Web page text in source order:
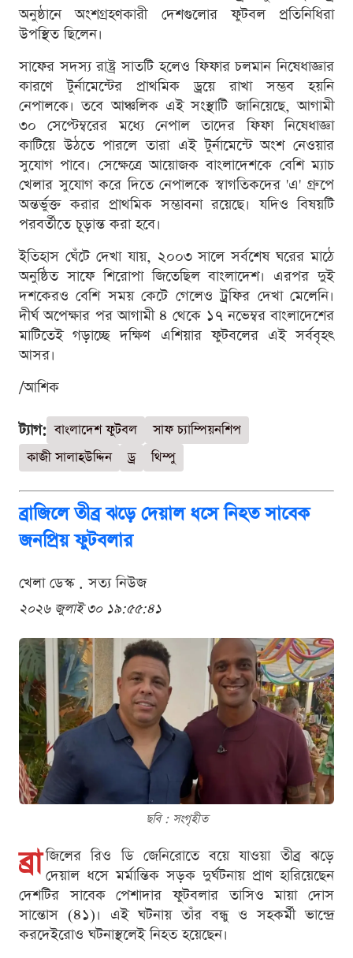
অনুষ্ঠানে অংশগ্রহণকারী দেশগুলোর ফুটবল প্রতিনিধিরা
উপস্থিত ছিলেন।
সাফের সদস্য রাষ্ট্র সাতটি হলেও ফিফার চলমান নিষেধাজ্ঞার
কারণে টুর্নামেন্টের প্রাথমিক ড্রয়ে রাখা সম্ভব হয়নি
নেপালকে। তবে আঞ্চলিক এই সংস্থাটি জানিয়েছে, আগামী
৩০ সেপ্টেম্বরের মধ্যে নেপাল তাদের ফিফা নিষেধাজ্ঞা
কাটিয়ে উঠতে পারলে তারা এই টুর্নামেন্টে অংশ নেওয়ার
সুযোগ পাবে। সেক্ষেত্রে আয়োজক বাংলাদেশকে বেশি ম্যাচ
খেলার সুযোগ করে দিতে নেপালকে স্বাগতিকদের 'এ' গ্রুপে
অন্তর্ভুক্ত করার প্রাথমিক সম্ভাবনা রয়েছে। যদিও বিষয়টি
পরবর্তীতে চূড়ান্ত করা হবে।
ইতিহাস ঘেঁটে দেখা যায়, ২০০৩ সালে সর্বশেষ ঘরের মাঠে
অনুষ্ঠিত সাফে শিরোপা জিতেছিল বাংলাদেশ। এরপর দুই
দশকেরও বেশি সময় কেটে গেলেও ট্রফির দেখা মেলেনি।
দীর্ঘ অপেক্ষার পর আগামী ৪ থেকে ১৭ নভেম্বর বাংলাদেশের
মাটিতেই গড়াচ্ছে দক্ষিণ এশিয়ার ফুটবলের এই সর্ববৃহৎ
আসর।
/আশিক
ট্যাগ: বাংলাদেশ ফুটবল
সাফ চ্যাম্পিয়নশিপ
কাজী সালাহউদ্দিন
ড্র থিম্পু
ব্রাজিলে তীব্র ঝড়ে দেয়াল ধসে নিহত সাবেক
জনপ্রিয় ফুটবলার
খেলা ডেস্ক . সত্য নিউজ
২০২৬ জুলাই ৩০ ১৯:৫৫:৪১
ছবি : সংগৃহীত
ব্রা জিলের রিও ডি জেনিরোতে বয়ে যাওয়া তীব্র ঝড়ে
দেয়াল ধসে মর্মান্তিক সড়ক দুর্ঘটনায় প্রাণ হারিয়েছেন
দেশটির সাবেক পেশাদার ফুটবলার তাসিও মায়া দোস
সান্তোস (৪১)। এই ঘটনায় তাঁর বন্ধু ও সহকর্মী ভান্দ্রে
করদেইরোও ঘটনাস্থলেই নিহত হয়েছেন।